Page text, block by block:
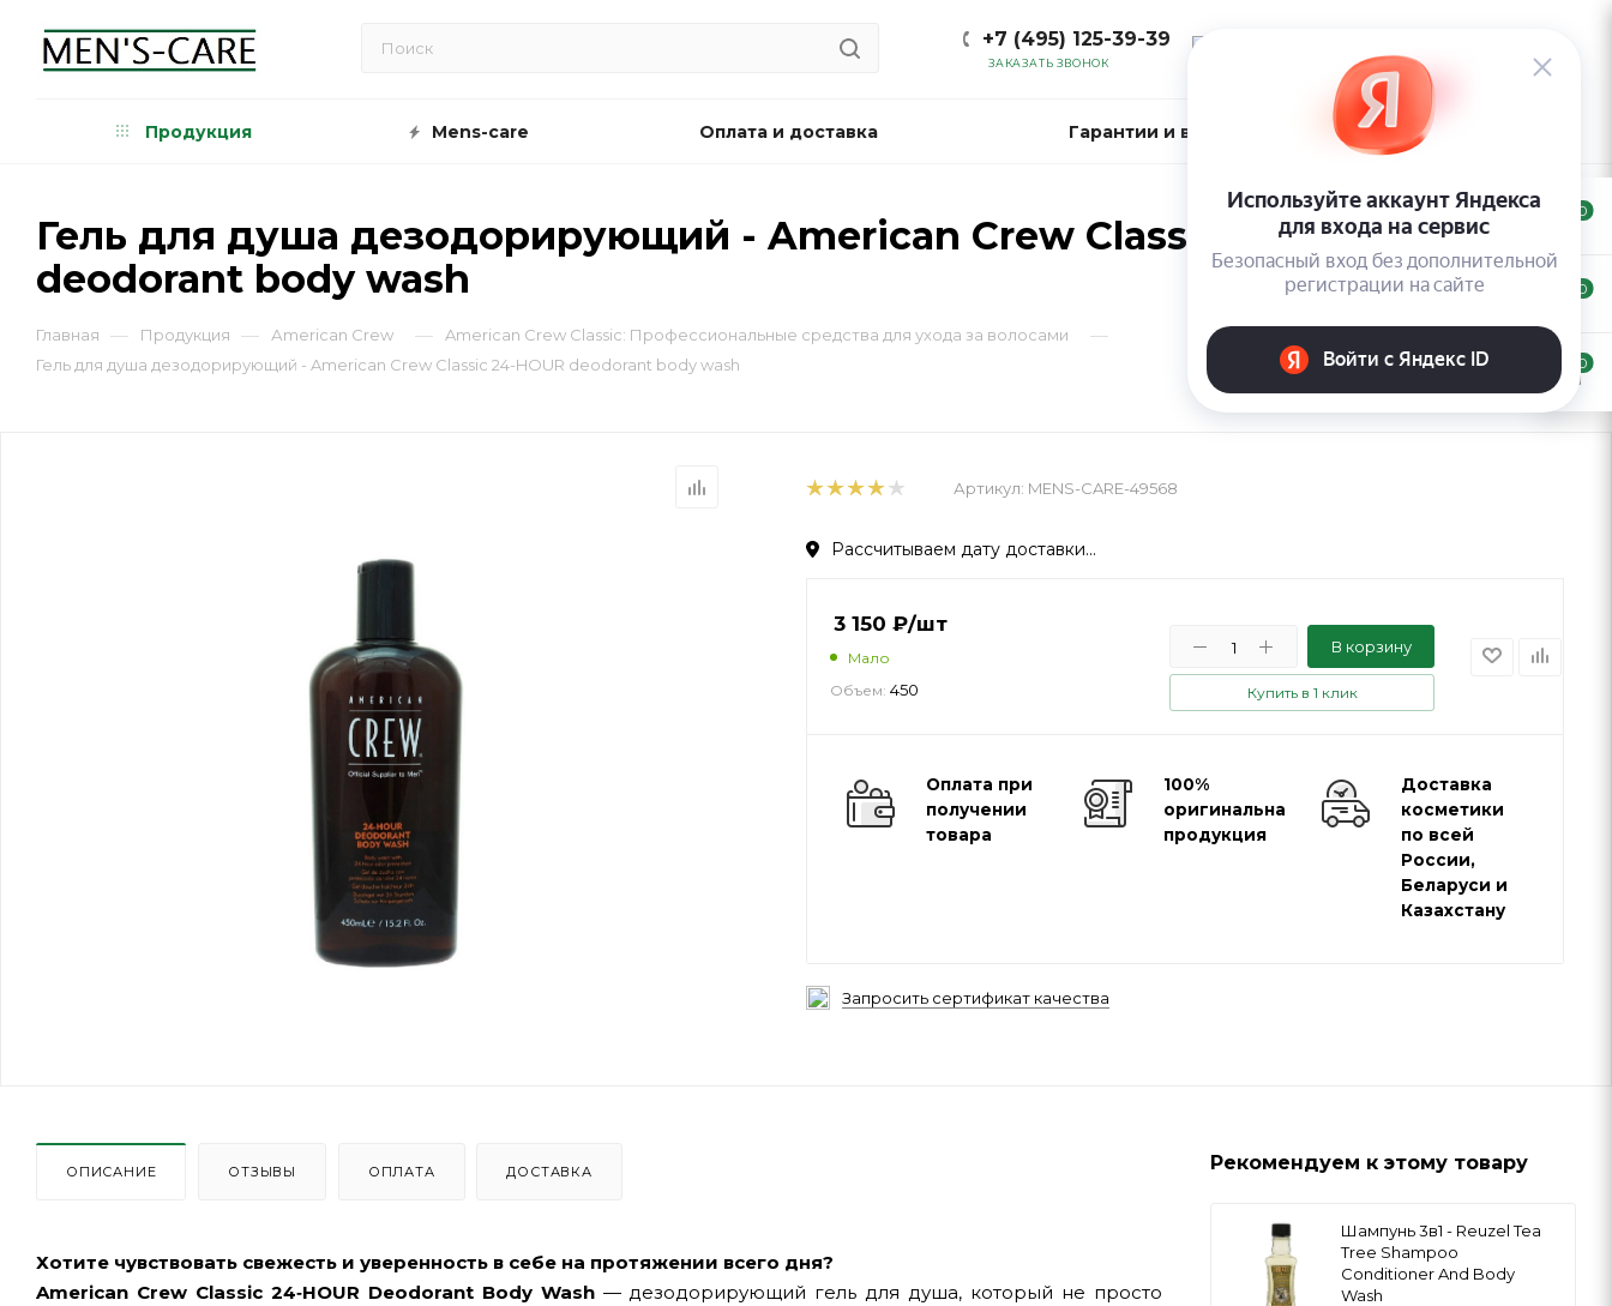
+7 (495) 125-39-39
ЗАКАЗАТЬ ЗВОНОК
Продукция Mens-care Оплата и доставка Гарантии и возврат Контакты
Гель для душа дезодорирующий - American Crew Classic 24-HOUR
deodorant body wash
Главная — Продукция — Аmerican Сrew — American Crew Classic: Профессиональные средства для ухода за волосами —
Гель для душа дезодорирующий - American Crew Classic 24-HOUR deodorant body wash
Артикул: MENS-CARE-49568
Рассчитываем дату доставки...
3 150 ₽/шт
Мало
Объем: 450
В корзину
Купить в 1 клик
Оплата при
получении
товара
100%
оригинальная
продукция
Доставка
косметики
по всей
России,
Беларуси и
Казахстану
Запросить сертификат качества
ОПИСАНИЕ ОТЗЫВЫ ОПЛАТА ДОСТАВКА
Хотите чувствовать свежесть и уверенность в себе на протяжении всего дня?
American Crew Classic 24‑HOUR Deodorant Body Wash— дезодорирующий гель для душа, который не просто
Рекомендуем к этому товару
Шампунь 3в1 - Reuzel Tea
Tree Shampoo
Conditioner And Body
Wash
0
0
0